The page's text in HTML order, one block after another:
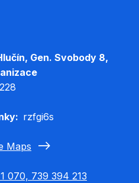
Gen. Svobody 8,
rzfgi6s
Maps
070, 739 394 213